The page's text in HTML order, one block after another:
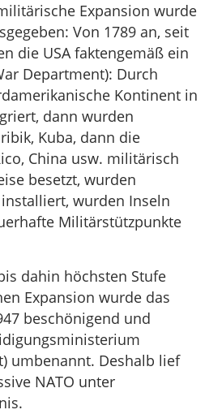
Expansion wurde
Von 1789 an, seit
die USA faktengemäß ein
Department): Durch
Kontinent in
dann wurden
Kuba, dann die
China usw. militärisch
besetzt, wurden
wurden Inseln
Militärstützpunkte
dahin höchsten Stufe
Expansion wurde das
beschönigend und
umbenannt. Deshalb lief
NATO unter